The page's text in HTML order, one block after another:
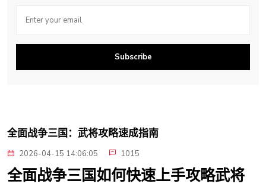
Subscribe
全面战争三国：武将攻略速成指南
2026-04-15 14:06:05 1015
全面战争三国如何快速上手攻略武将